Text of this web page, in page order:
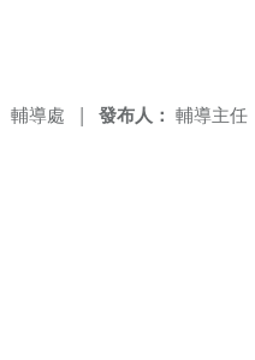
發布人： 輔導主任
輔導處 |